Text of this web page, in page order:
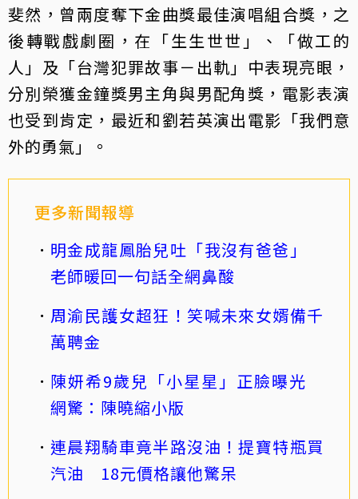
斐然，曾兩度奪下金曲獎最佳演唱組合獎，之
後轉戰戲劇圈，在「生生世世」、「做工的
人」及「台灣犯罪故事－出軌」中表現亮眼，
分別榮獲金鐘獎男主角與男配角獎，電影表演
也受到肯定，最近和劉若英演出電影「我們意
外的勇氣」。
更多新聞報導
明金成龍鳳胎兒吐「我沒有爸爸」
老師暖回一句話全網鼻酸
周渝民護女超狂！笑喊未來女婿備千
萬聘金
陳妍希9歲兒「小星星」正臉曝光
網驚：陳曉縮小版
連晨翔騎車竟半路沒油！提寶特瓶買
汽油 18元價格讓他驚呆